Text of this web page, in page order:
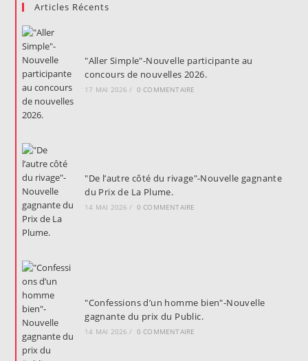
Articles Récents
"Aller Simple"-Nouvelle participante au
concours de nouvelles 2026.
17 MAI 2026 / 0 COMMENTAIRE
"De l’autre côté du rivage"-Nouvelle gagnante
du Prix de La Plume.
14 MAI 2026 / 0 COMMENTAIRE
"Confessions d’un homme bien"-Nouvelle
gagnante du prix du Public.
14 MAI 2026 / 0 COMMENTAIRE